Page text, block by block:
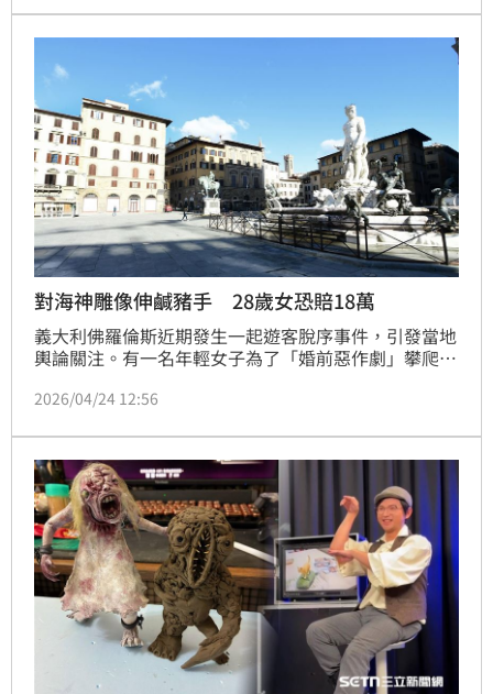
藝術家參賽，超過百位的獲獎者脫穎而出！
對海神雕像伸鹹豬手 28歲女恐賠18萬
義大利佛羅倫斯近期發生一起遊客脫序事件，引發當地
輿論關注。有一名年輕女子為了「婚前惡作劇」攀爬市
估維修費用約5000歐元（約新台幣18萬元），會依法
18萬，還要吃上官司。
2026/04/24 12:56